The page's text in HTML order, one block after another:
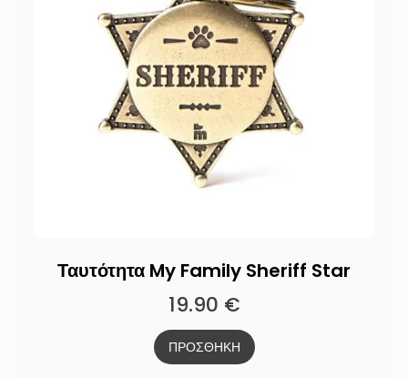
Ταυτότητα My Family Sheriff Star
19.90 €
ΠΡΟΣΘΗΚΗ